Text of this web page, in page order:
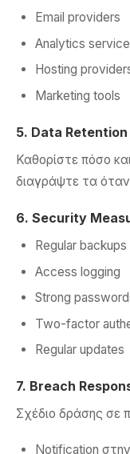
Email providers
Analytics
Hosting
Marketing tools
5. Data Retention
Καθορίστε πόσο
διαγράψτε τα όταν
6. Security
Regular backups
Access logging
Strong
Two-factor
Regular updates
7. Breach
Σχέδιο δράσης σε
Notification